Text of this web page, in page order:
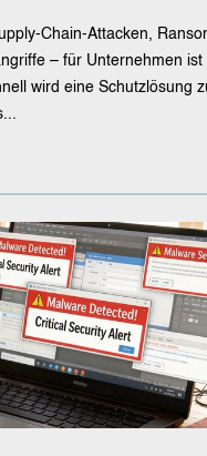
Chain-Attacken,
– für Unternehmen ist
wird eine Schutzlösung